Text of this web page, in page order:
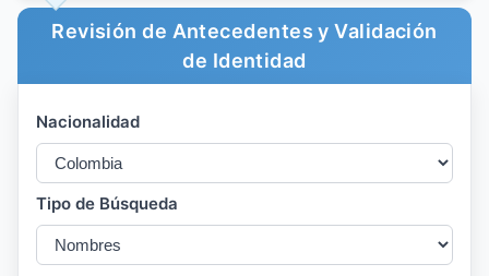
Revisión de Antecedentes y Validación
de Identidad
Nacionalidad
Tipo de Búsqueda